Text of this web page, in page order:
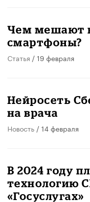
​Чем мешают
смартфоны?
Статья / 19 февраля
Нейросеть
на врача
Новость / 14 февраля
В 2024 году
технологию
«Госуслугах»